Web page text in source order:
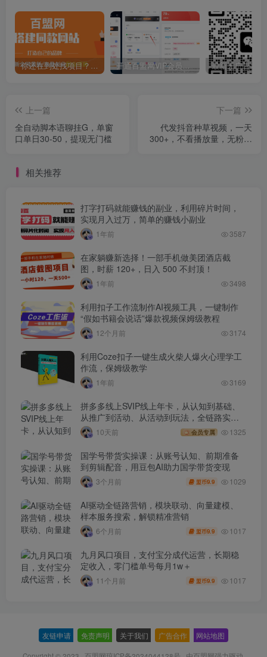
你还在到处找项目？还在当韭菜？我靠卖项目一个月收入5万+，曾经我也是个失败者。 开通百盟网VIP会员，尊享全站资源免费下载，享70%的推广提成！！【限时五折优惠】
上一篇
全自动脚本语聊挂G，单窗
口单日30-50，提现无门槛
下一篇
代发抖音种草视频，一天
300+，不看播放量，无粉丝
相关推荐
打字打码就能赚钱的副业，利用碎片时间，
实现月入过万，简单的赚钱小副业
1年前 3587
在家躺赚新选择！一部手机做美团酒店截
图，时薪 120+，日入 500 不封顶！
1年前 3498
利用扣子工作流制作AI视频工具，一键制作
“假如书籍会说话”爆款视频保姆级教程
12个月前 3174
利用Coze扣子一键生成火柴人爆火心理学工
作流，保姆级教学
1年前 3169
拼多多线上SVIP线上年卡，从认知到基础、
从推广到活动、从活动到玩法，全链路实战
(260730)
10天前 会员专属 1325
国学号带货实操课：从账号认知、前期准备
到剪辑配音，用豆包AI助力国学带货变现
3个月前 盟币9.9 1029
AI驱动全链路营销，模块联动、向量建模、
样本服务搜索，解锁精准营销
6个月前 盟币9.9 1017
九月风口项目，支付宝分成代运营，长期稳
定收入，零门槛单号每月1w＋
11个月前 盟币9.9 1017
友链申请 免责声明 关于我们 广告合作 网站地图